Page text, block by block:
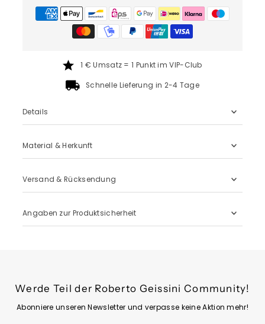
1 € Umsatz = 1 Punkt im VIP-Club
Schnelle Lieferung in 2-4 Tage
Details
Material & Herkunft
Versand & Rücksendung
Angaben zur Produktsicherheit
Werde Teil der Roberto Geissini Community!
Abonniere unseren Newsletter und verpasse keine Aktion mehr!